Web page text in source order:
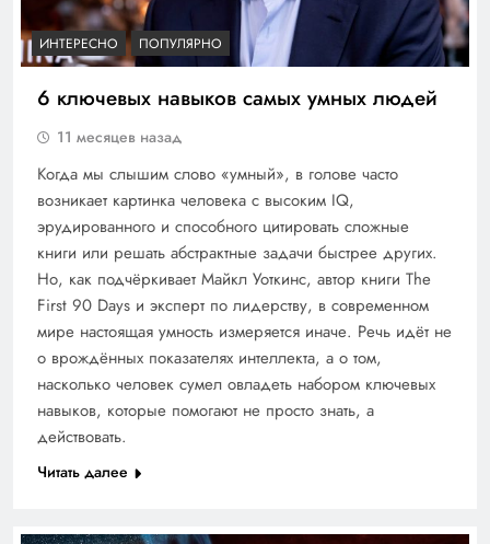
ИНТЕРЕСНО ПОПУЛЯРНО
6 ключевых навыков самых умных людей
11 месяцев назад
Когда мы слышим слово «умный», в голове часто
возникает картинка человека с высоким IQ,
эрудированного и способного цитировать сложные
книги или решать абстрактные задачи быстрее других.
Но, как подчёркивает Майкл Уоткинс, автор книги The
First 90 Days и эксперт по лидерству, в современном
мире настоящая умность измеряется иначе. Речь идёт не
о врождённых показателях интеллекта, а о том,
насколько человек сумел овладеть набором ключевых
навыков, которые помогают не просто знать, а
действовать.
Читать далее